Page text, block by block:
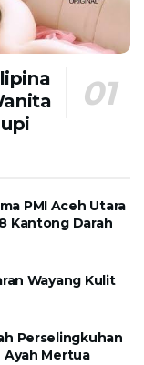
PMI Aceh Utara
Kantong Darah
Wayang Kulit
Perselingkuhan
Ayah Mertua